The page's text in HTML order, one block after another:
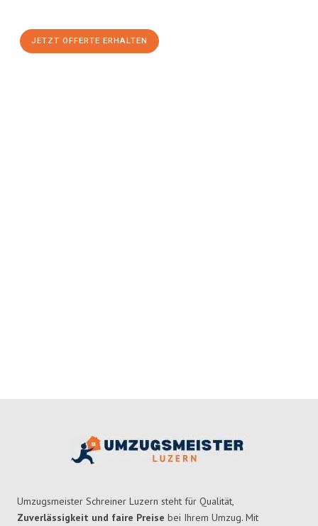
JETZT OFFERTE ERHALTEN
Umzugsmeister Schreiner Luzern steht für Qualität,
Zuverlässigkeit und faire Preise bei Ihrem Umzug. Mit